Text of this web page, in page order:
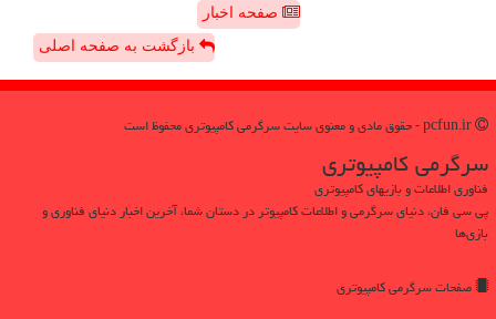
صفحه اخبار
بازگشت به صفحه اصلی
سرگرمی كامپیوتری
فناوری اطلاعات و بازیهای کامپیوتری
پی سی فان، دنیای سرگرمی و اطلاعات کامپیوتر در دستان شما، آخرین اخبار دنیای فناوری و
بازی‌ها
صفحات سرگرمی كامپیوتری